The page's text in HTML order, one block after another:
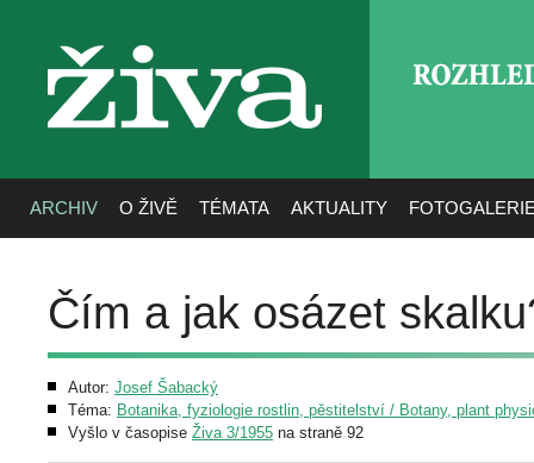
živa
ARCHIV O ŽIVĚ TÉMATA AKTUALITY
Čím a jak osázet
Autor: Josef Šabacký
Téma: Botanika, fyziologie rostlin, pěstitelství / Botany, plant
Vyšlo v časopise Živa 3/1955 na straně 92